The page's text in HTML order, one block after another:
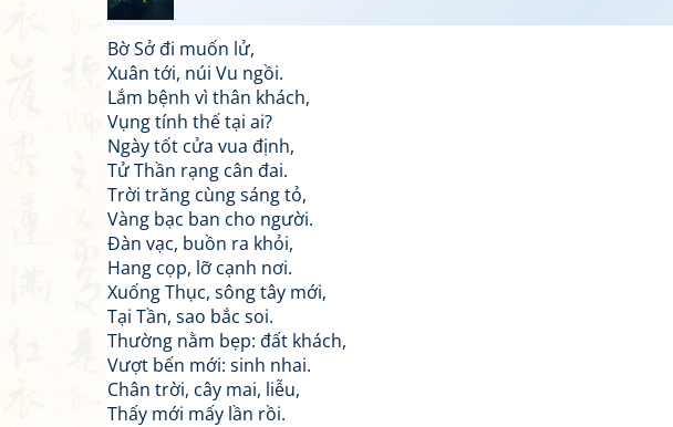
Bờ Sở đi muốn lử,
Xuân tới, núi Vu ngồi.
Lắm bệnh vì thân khách,
Vụng tính thế tại ai?
Ngày tốt cửa vua định,
Tử Thần rạng cân đai.
Trời trăng cùng sáng tỏ,
Vàng bạc ban cho người.
Đàn vạc, buồn ra khỏi,
Hang cọp, lỡ cạnh nơi.
Xuống Thục, sông tây mới,
Tại Tần, sao bắc soi.
Thường nằm bẹp: đất khách,
Vượt bến mới: sinh nhai.
Chân trời, cây mai, liễu,
Thấy mới mấy lần rồi.